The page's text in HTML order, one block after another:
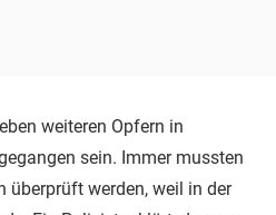
weiteren Opfern in
sein. Immer mussten
überprüft werden, weil in der